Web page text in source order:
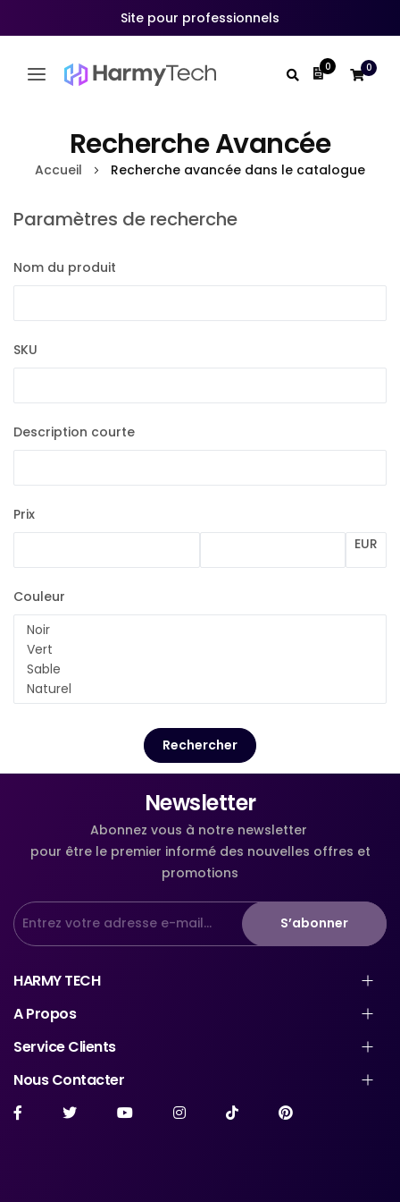
Site pour professionnels
Mon devis
0 0
Recherche Avancée
Accueil Recherche avancée dans le catalogue
Paramètres de recherche
Nom du produit
SKU
Description courte
Prix
EUR
Couleur
Rechercher
Newsletter
Abonnez vous à notre newsletter
pour être le premier informé des nouvelles offres et
promotions
S’abonner
HARMY TECH
A Propos
Service Clients
Nous Contacter